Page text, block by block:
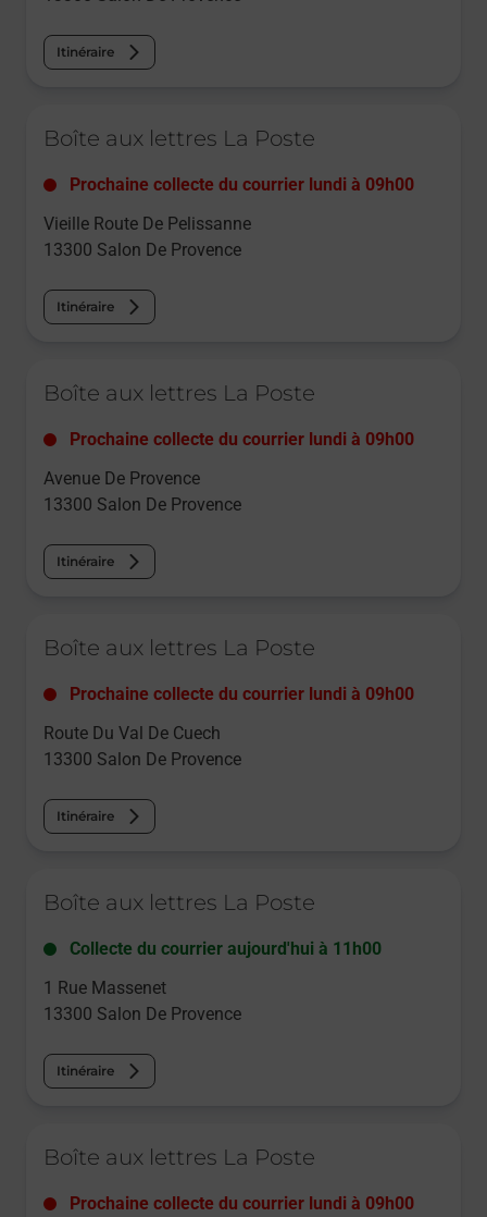
Itinéraire
Boîte aux lettres La Poste
Prochaine collecte du courrier lundi à 09h00
Vieille Route De Pelissanne
13300 Salon De Provence
Itinéraire
Boîte aux lettres La Poste
Prochaine collecte du courrier lundi à 09h00
Avenue De Provence
13300 Salon De Provence
Itinéraire
Boîte aux lettres La Poste
Prochaine collecte du courrier lundi à 09h00
Route Du Val De Cuech
13300 Salon De Provence
Itinéraire
Boîte aux lettres La Poste
Collecte du courrier aujourd'hui à 11h00
1 Rue Massenet
13300 Salon De Provence
Itinéraire
Boîte aux lettres La Poste
Prochaine collecte du courrier lundi à 09h00